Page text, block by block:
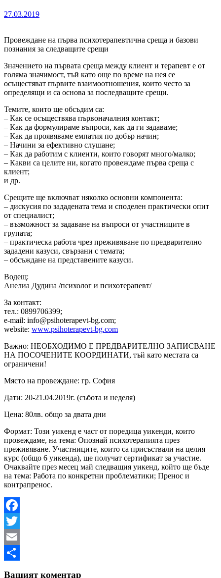
27.03.2019
Провеждане на първа психотерапевтична среща и базови
познания за следващите срещи
Значението на първата среща между клиент и терапевт е от
голяма значимост, тъй като още по време на нея се
осъщестяват първите взаимоотношения, които често за
определящи и са основа за последващите срещи.
Темите, които ще обсъдим са:
– Как се осъществява първоначалния контакт;
– Как да формулираме въпроси, как да ги задаваме;
– Как да проявяваме емпатия по добър начин;
– Начини за ефективно слушане;
– Как да работим с клиенти, които говорят много/малко;
– Какви са целите ни, когато провеждаме първа среща с
клиент;
и др.
Срещите ще включват няколко основни компонента:
– дискусия по зададената тема и споделен практически опит
от специалист;
– възможност за задаване на въпроси от участниците в
групата;
– практическа работа чрез преживяване по предварително
зададени казуси, свързани с темата;
– обсъждане на представените казуси.
Водещ:
Анелиа Дудина /психолог и психотерапевт/
За контакт:
тел.: 0899706399;
e-mail: info@psihoterapevt-bg.com;
website: www.psihoterapevt-bg.com
Важно: НЕОБХОДИМО Е ПРЕДВАРИТЕЛНО ЗАПИСВАНЕ
НА ПОСОЧЕНИТЕ КООРДИНАТИ, тъй като местата са
ограничени!
Място на провеждане: гр. София
Дати: 20-21.04.2019г. (събота и неделя)
Цена: 80лв. общо за двата дни
Формат: Този уикенд е част от поредица уикенди, които
провеждаме, на тема: Опознай психотерапията през
преживяване. Участниците, които са присъствали на целия
курс (общо 6 уикенда), ще получат сертификат за участие.
Очаквайте през месец май следващия уикенд, който ще бъде
на тема: Работа по конкретни проблематики; Пренос и
контрапренос.
Facebook
Twitter
Email
Вашият коментар